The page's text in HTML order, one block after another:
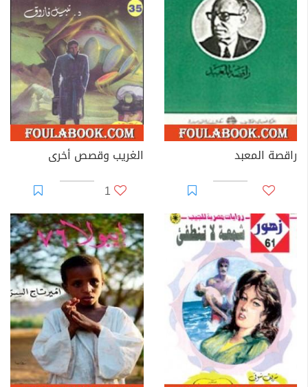
راقصة المعبد
الغريب وقصص أخرى
1